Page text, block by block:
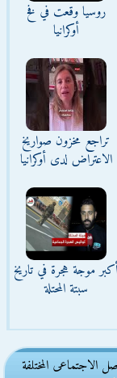
روسيا وقعت في فخ
أوكرانيا
تراجع مخزون صواريخ
الاعتراض لدى أوكرانيا
موجة هجرة في تاريخ
سبتة المحتلة
الاجتماعى المختلفة